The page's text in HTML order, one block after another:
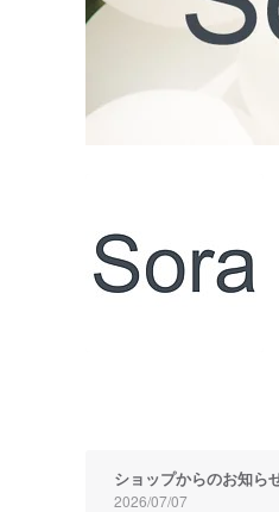
ショップからのお知ら
2026/07/07